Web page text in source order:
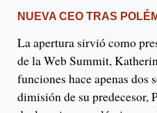
NUEVA CEO TRAS
La apertura sirvió como
de la Web Summit,
funciones hace apenas dos
dimisión de su predecesor,